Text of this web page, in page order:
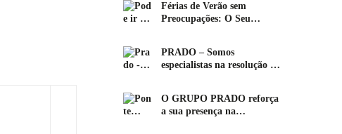
Férias de Verão sem
Preocupações: O Seu
PRADO – Somos
especialistas na resolução de
O GRUPO PRADO reforça
a sua presença na